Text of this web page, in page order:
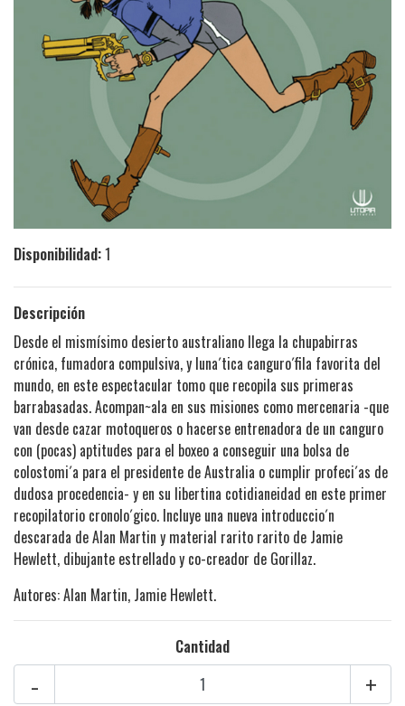
Disponibilidad:1
Descripción
Desde el mismísimo desierto australiano llega la chupabirras
crónica, fumadora compulsiva, y luna´tica canguro´fila favorita del
mundo, en este espectacular tomo que recopila sus primeras
barrabasadas. Acompan~ala en sus misiones como mercenaria -que
van desde cazar motoqueros o hacerse entrenadora de un canguro
con (pocas) aptitudes para el boxeo a conseguir una bolsa de
colostomi´a para el presidente de Australia o cumplir profeci´as de
dudosa procedencia- y en su libertina cotidianeidad en este primer
recopilatorio cronolo´gico. Incluye una nueva introduccio´n
descarada de Alan Martin y material rarito rarito de Jamie
Hewlett, dibujante estrellado y co-creador de Gorillaz.
Autores: Alan Martin, Jamie Hewlett.
Cantidad
+
-